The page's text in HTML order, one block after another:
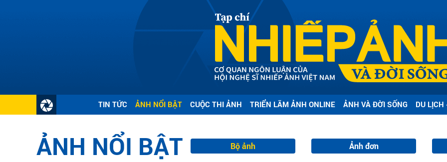
TIN TỨC ẢNH NỔI BẬT CUỘC THI ẢNH TRIỂN LÃM ẢNH ONLINE ẢNH VÀ ĐỜI SỐNG DU
ẢNH NỔI BẬT Bộ ảnh Ảnh đơn